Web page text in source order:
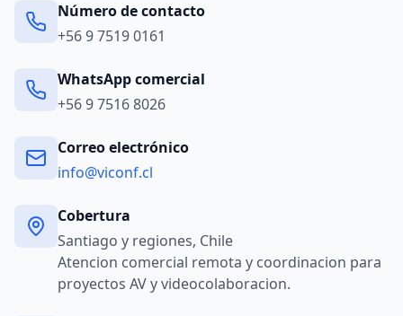
Número de contacto
+56 9 7519 0161
WhatsApp comercial
+56 9 7516 8026
Correo electrónico
info@viconf.cl
Cobertura
Santiago y regiones, Chile
Atencion comercial remota y coordinacion para
proyectos AV y videocolaboracion.